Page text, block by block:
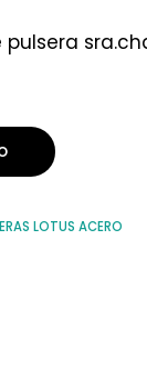
LOTUS ACERO